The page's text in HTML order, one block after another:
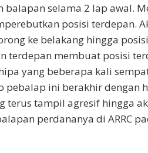
balapan selama 2 lap awal.
posisi terdepan.
ke belakang hingga
terdepan membuat posisi
yang beberapa kali
pebalap ini berakhir dengan
terus tampil agresif hingga
perdananya di ARRC